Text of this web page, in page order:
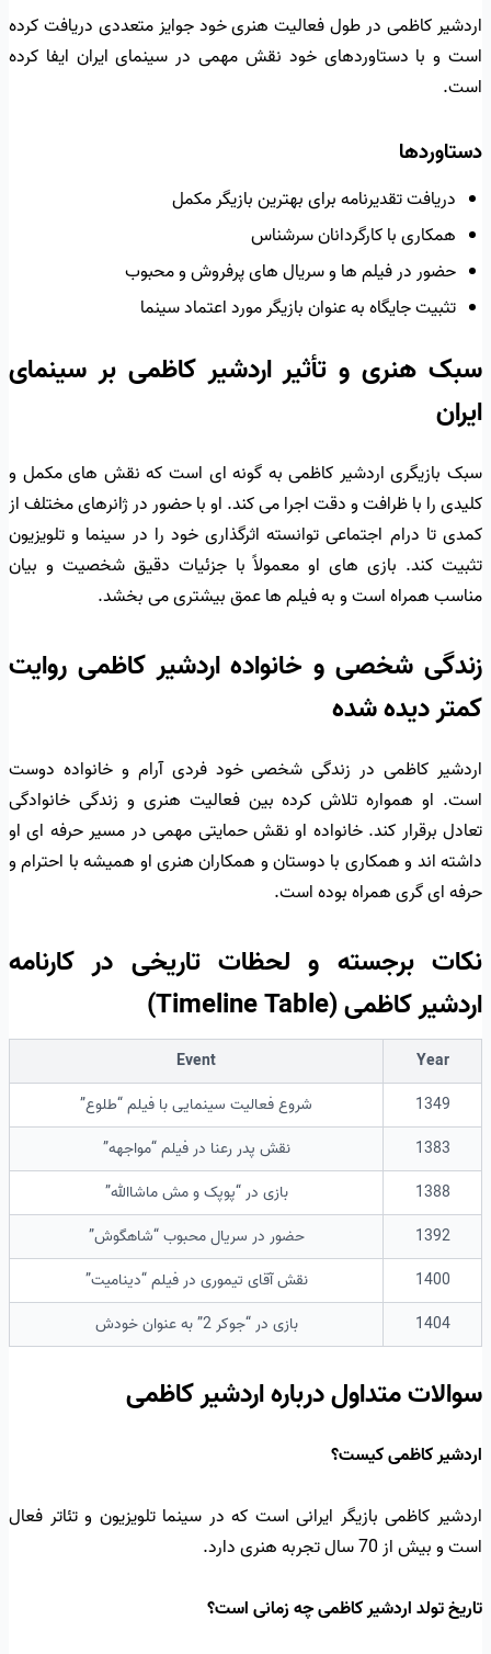
اردشیر کاظمی در طول فعالیت هنری خود جوایز متعددی دریافت کرده
است و با دستاوردهای خود نقش مهمی در سینمای ایران ایفا کرده
است.
دستاوردها
دریافت تقدیرنامه برای بهترین بازیگر مکمل
همکاری با کارگردانان سرشناس
حضور در فیلم ها و سریال های پرفروش و محبوب
تثبیت جایگاه به عنوان بازیگر مورد اعتماد سینما
سبک هنری و تأثیر اردشیر کاظمی بر سینمای
ایران
سبک بازیگری اردشیر کاظمی به گونه ای است که نقش های مکمل و
کلیدی را با ظرافت و دقت اجرا می کند. او با حضور در ژانرهای مختلف از
کمدی تا درام اجتماعی توانسته اثرگذاری خود را در سینما و تلویزیون
تثبیت کند. بازی های او معمولاً با جزئیات دقیق شخصیت و بیان
مناسب همراه است و به فیلم ها عمق بیشتری می بخشد.
زندگی شخصی و خانواده اردشیر کاظمی روایت
کمتر دیده شده
اردشیر کاظمی در زندگی شخصی خود فردی آرام و خانواده دوست
است. او همواره تلاش کرده بین فعالیت هنری و زندگی خانوادگی
تعادل برقرار کند. خانواده او نقش حمایتی مهمی در مسیر حرفه ای او
داشته اند و همکاری با دوستان و همکاران هنری او همیشه با احترام و
حرفه ای گری همراه بوده است.
نکات برجسته و لحظات تاریخی در کارنامه
اردشیر کاظمی (Timeline Table)
Year
Event
1349
شروع فعالیت سینمایی با فیلم “طلوع”
1383
نقش پدر رعنا در فیلم “مواجهه”
1388
بازی در “پوپک و مش ماشاالله”
1392
حضور در سریال محبوب “شاهگوش”
1400
نقش آقای تیموری در فیلم “دینامیت”
1404
بازی در “جوکر 2” به عنوان خودش
سوالات متداول درباره اردشیر کاظمی
اردشیر کاظمی کیست؟
اردشیر کاظمی بازیگر ایرانی است که در سینما تلویزیون و تئاتر فعال
است و بیش از 70 سال تجربه هنری دارد.
تاریخ تولد اردشیر کاظمی چه زمانی است؟